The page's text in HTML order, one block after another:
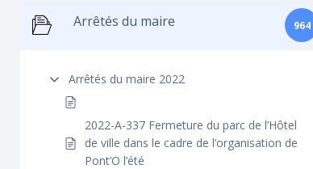
Arrêtés du maire 964
Arrêtés du maire 2022
2022-A-337 Fermeture du parc de l’Hôtel
de ville dans le cadre de l’organisation de
Pont’O l’été